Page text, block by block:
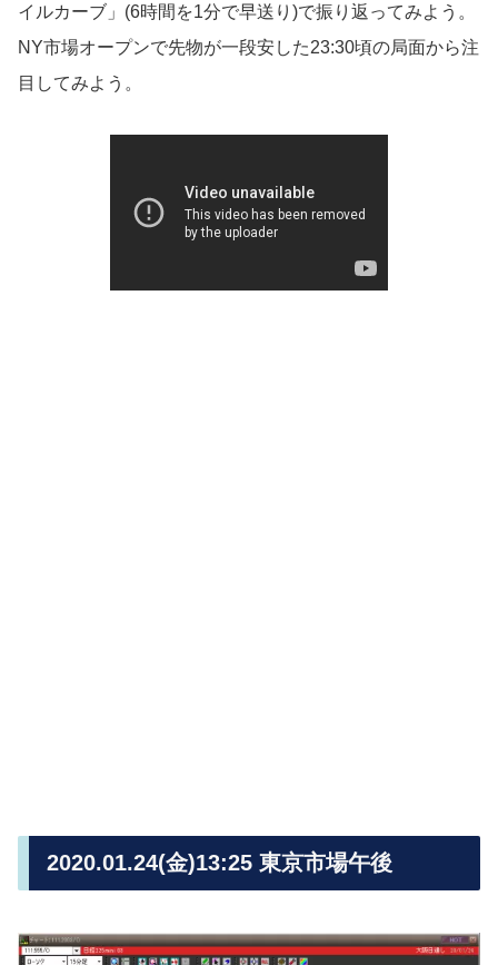
イルカーブ」(6時間を1分で早送り)で振り返ってみよう。
NY市場オープンで先物が一段安した23:30頃の局面から注
目してみよう。
2020.01.24(金)13:25 東京市場午後